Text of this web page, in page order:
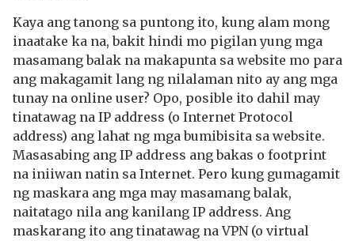
Kaya ang tanong sa puntong ito, kung alam mong
inaatake ka na, bakit hindi mo pigilan yung mga
masamang balak na makapunta sa website mo para
ang makagamit lang ng nilalaman nito ay ang mga
tunay na online user? Opo, posible ito dahil may
tinatawag na IP address (o Internet Protocol
address) ang lahat ng mga bumibisita sa website.
Masasabing ang IP address ang bakas o footprint
na iniiwan natin sa Internet. Pero kung gumagamit
ng maskara ang mga may masamang balak,
naitatago nila ang kanilang IP address. Ang
maskarang ito ang tinatawag na VPN (o virtual